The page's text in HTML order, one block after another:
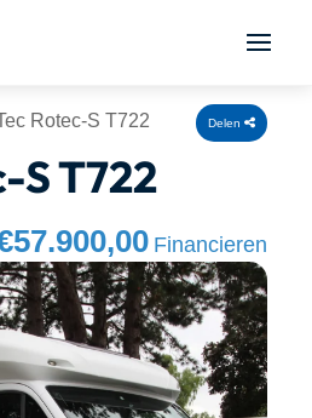
Rotec-S T722 Delen
S T722
Financieren